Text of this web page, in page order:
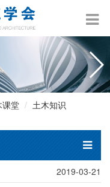
课堂
土木知识
2019-03-21